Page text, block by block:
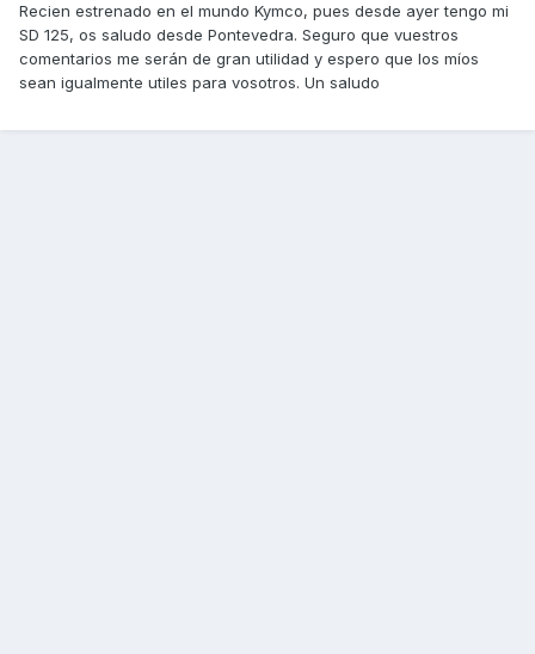
Recien estrenado en el mundo Kymco, pues desde ayer tengo mi
SD 125, os saludo desde Pontevedra. Seguro que vuestros
comentarios me serán de gran utilidad y espero que los míos
sean igualmente utiles para vosotros. Un saludo